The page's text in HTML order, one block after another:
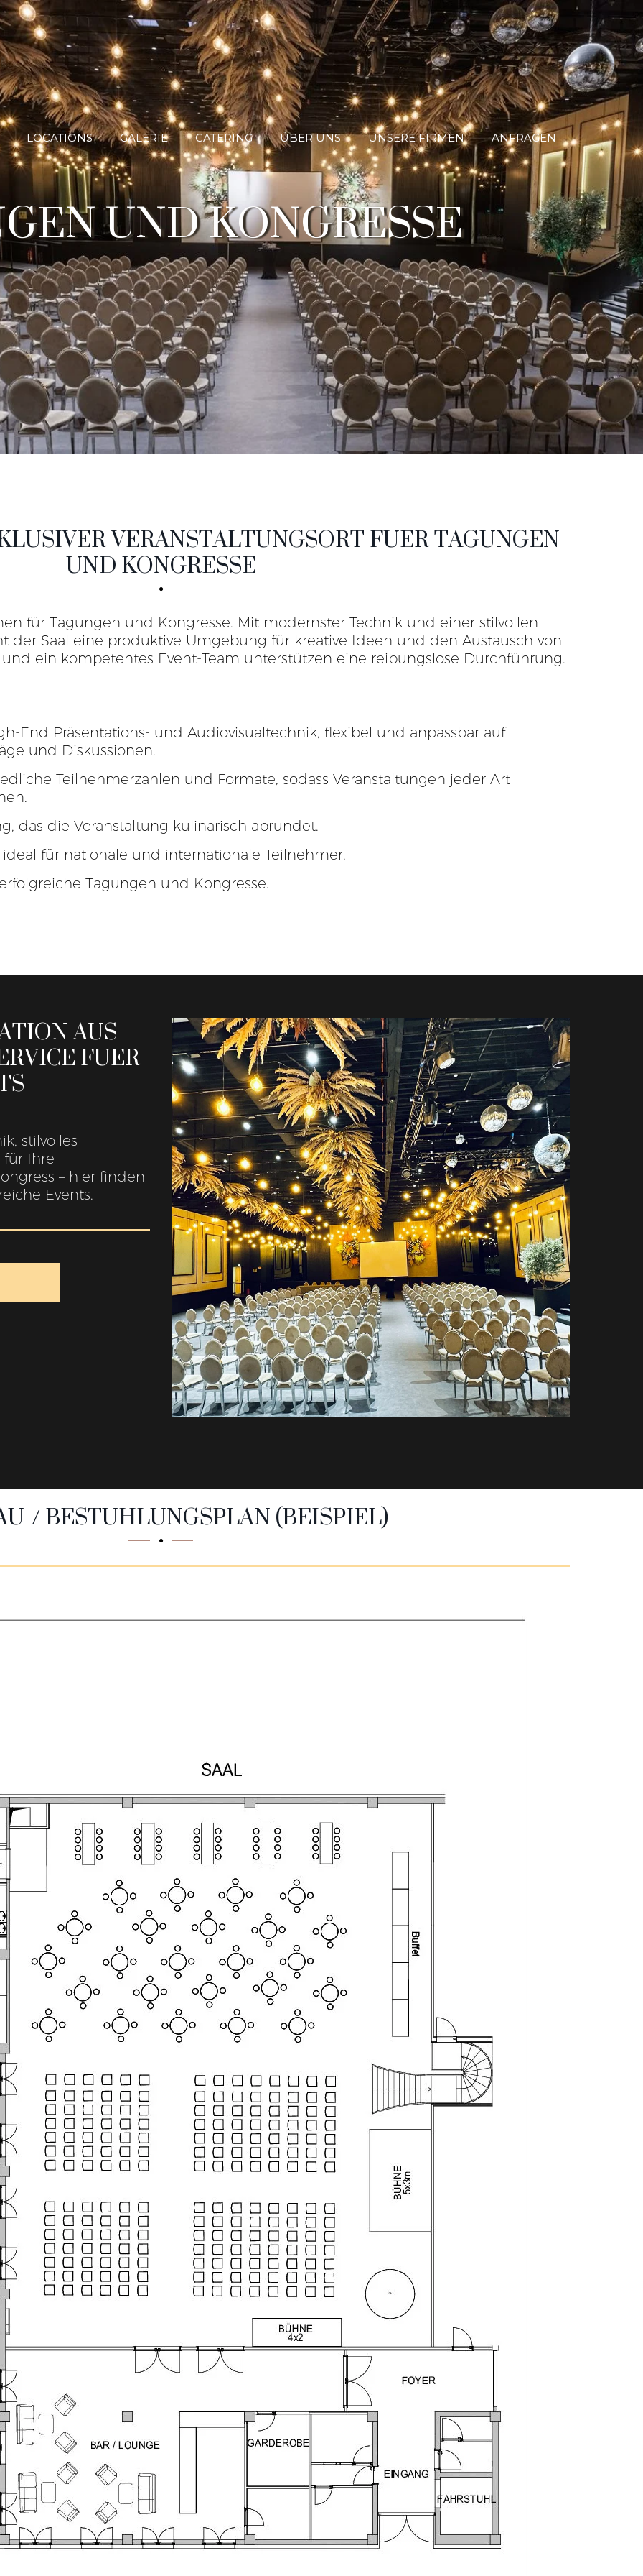
LOCATIONS GALERIE CATERING ÜBER UNS UNSERE FIRMEN ANFRAGEN
UND KONGRESSE
VERANSTALTUNGSORT FUER TAGUNGEN
UND KONGRESSE
für Tagungen und Kongresse. Mit modernster Technik und einer stilvollen
der Saal eine produktive Umgebung für kreative Ideen und den Austausch von
ein kompetentes Event-Team unterstützen eine reibungslose Durchführung.
End Präsentations- und Audiovisualtechnik, flexibel und anpassbar auf
und Diskussionen.
Teilnehmerzahlen und Formate, sodass Veranstaltungen jeder Art
das die Veranstaltung kulinarisch abrundet.
für nationale und internationale Teilnehmer.
Tagungen und Kongresse.
AUS
FUER
stilvolles
für Ihre
– hier finden
Events.
BESTUHLUNGSPLAN (BEISPIEL)